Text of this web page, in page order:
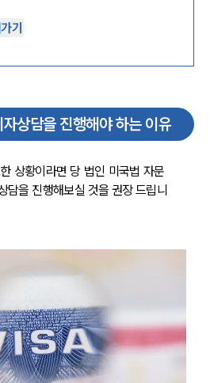
기
상담을 진행해야 하는 이유
상황이라면 당 법인 미국법 자문
담을 진행해보실 것을 권장 드립니